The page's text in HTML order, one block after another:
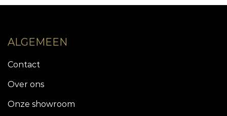
ALGEMEEN
Contact
Over ons
Onze showroom